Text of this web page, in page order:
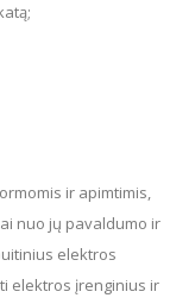
ir apimtimis,
nuo jų pavaldumo ir
elektros
elektros įrenginius ir